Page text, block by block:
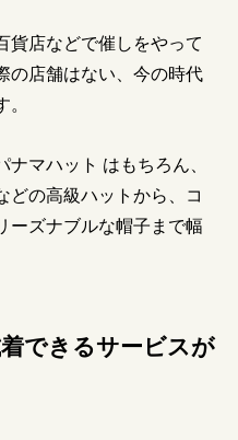
貨店などで催しをやって
の店舗はない、今の時代
マハット はもちろん、
どの高級ハットから、コ
ーズナブルな帽子まで幅
できるサービスが